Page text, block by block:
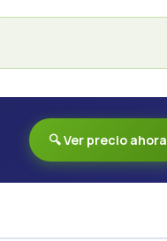
🔍 Ver precio ahora